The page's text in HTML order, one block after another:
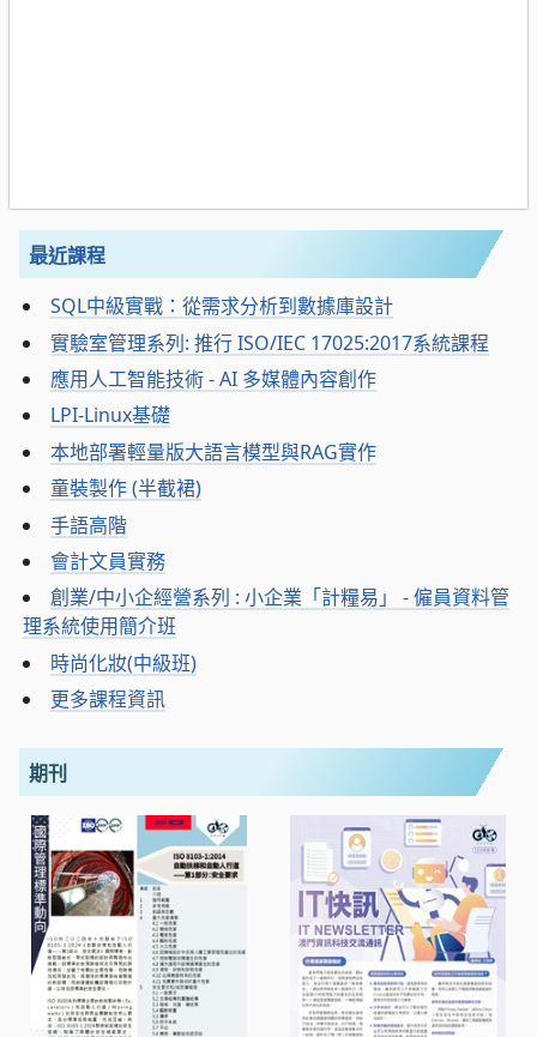
最近課程
SQL中級實戰：從需求分析到數據庫設計
實驗室管理系列: 推行 ISO/IEC 17025:2017系統課程
應用人工智能技術 - AI 多媒體內容創作
LPI-Linux基礎
本地部署輕量版大語言模型與RAG實作
童裝製作 (半截裙)
手語高階
會計文員實務
創業/中小企經營系列 : 小企業「計糧易」 - 僱員資料管
理系統使用簡介班
時尚化妝(中級班)
更多課程資訊
期刊